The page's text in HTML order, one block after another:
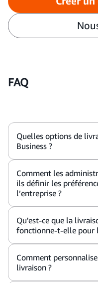
FAQ
Quelles options de
Business ?
Comment les
ils définir les
l’entreprise ?
Qu'est-ce que la
fonctionne-t-elle pour
Comment
livraison ?